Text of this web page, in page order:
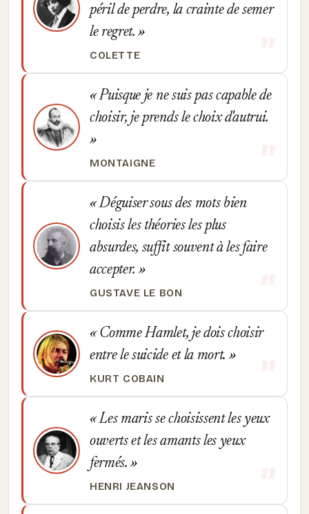
péril de perdre, la crainte de semer
le regret.
COLETTE
Puisque je ne suis pas capable de
choisir, je prends le choix d'autrui.
MONTAIGNE
Déguiser sous des mots bien
choisis les théories les plus
absurdes, suffit souvent à les faire
accepter.
GUSTAVE LE BON
Comme Hamlet, je dois choisir
entre le suicide et la mort.
KURT COBAIN
Les maris se choisissent les yeux
ouverts et les amants les yeux
fermés.
HENRI JEANSON